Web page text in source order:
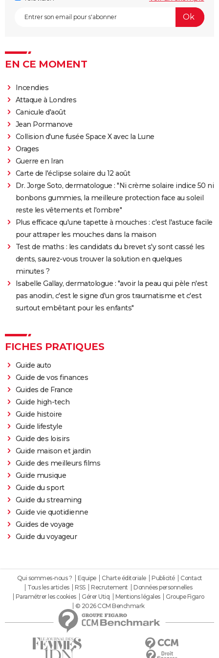
Morbius : y a-t-il une scène post-générique à la fin du
streaming et à quel prix ?
Les Éternels : que signifient les scènes post-
annonce, seances, streaming...
Kingsman 3 : date, casting.... Ce que l'on sait sur le
film
Avengers 6 : date, personnages... Tout sur Secret
Wars
The Northman
Sonic 2 : intrigue, casting, streaming, avis... Les infos
sur le film
des Quatre Fantastiques ?
The Batman 2 : la suite annoncée, Matt Reeves et
Robert Pattinson de retour
Spider-Man Brand New Day : Tom Holland retrouve
des visages familiers de Marvel dans la bande-
annonce
Legend of Zelda, le film : qui sont Bo Bragason et
EN CE MOMENT
Incendies
Attaque à Londres
Canicule d'août
Jean Pormanove
Collision d'une fusée Space X avec la Lune
Orages
Guerre en Iran
Carte de l'éclipse solaire du 12 août
Dr. Jorge Soto, dermatologue : "Ni crème solaire indice 50 ni
bonbons gummies, la meilleure protection face au soleil
reste les vêtements et l'ombre"
Plus efficace qu'une tapette à mouches : c'est l'astuce facile
pour attraper les mouches dans la maison
Test de maths : les candidats du brevet s'y sont cassé les
dents, saurez-vous trouver la solution en quelques
minutes ?
Isabelle Gallay, dermatologue : "avoir la peau qui pèle n'est
pas anodin, c'est le signe d'un gros traumatisme et c'est
surtout embêtant pour les enfants"
FICHES PRATIQUES
Guide auto
Guide de vos finances
Guides de France
Guide high-tech
Guide histoire
Guide lifestyle
Guide des loisirs
Guide maison et jardin
Guide des meilleurs films
Guide musique
Guide du sport
Guide du streaming
Guide vie quotidienne
Guides de voyage
Guide du voyageur
Qui sommes-nous ? Equipe Charte éditoriale Publicité
Contact
Tous les articles
RSS Recrutement
Données personnelles
Paramétrer les cookies
Gérer Utiq Mentions légales
Groupe Figaro
© 2026 CCM Benchmark